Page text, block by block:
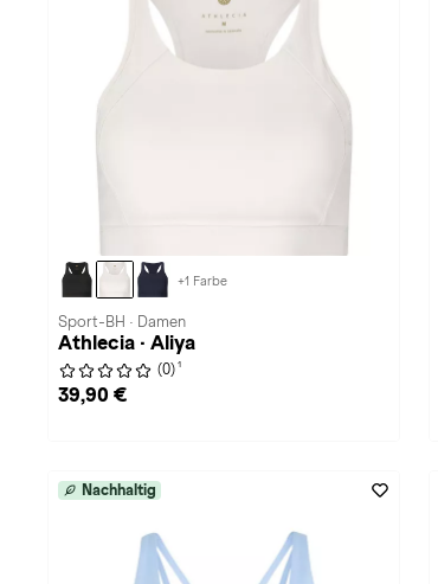
+1 Farbe
Sport-BH · Damen
Athlecia · Aliya
(0) 1
39,90 €
Nachhaltig